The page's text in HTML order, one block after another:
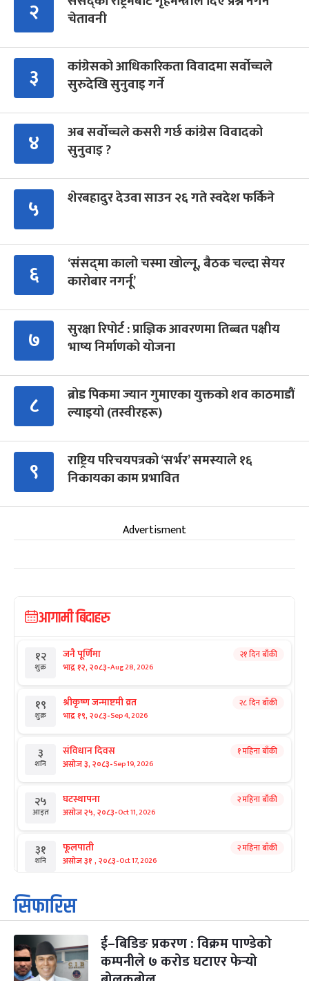
२
चेतावनी
३
कांग्रेसको आधिकारिकता विवादमा सर्वोच्चले
सुरुदेखि सुनुवाइ गर्ने
४
अब सर्वोच्चले कसरी गर्छ कांग्रेस विवादको
सुनुवाइ ?
५ शेरबहादुर देउवा साउन २६ गते स्वदेश फर्किने
६
‘संसद्‍मा कालो चस्मा खोल्नू, बैठक चल्दा सेयर
कारोबार नगर्नू’
७
सुरक्षा रिपोर्ट : प्राज्ञिक आवरणमा तिब्बत पक्षीय
भाष्य निर्माणको योजना
८
ब्रोड पिकमा ज्यान गुमाएका युक्तको शव काठमाडौं
ल्याइयो (तस्वीरहरू)
९
राष्ट्रिय परिचयपत्रको ‘सर्भर’ समस्याले १६
निकायका काम प्रभावित
Advertisment
आगामी बिदाहरु
१२
शुक्र
जनै पूर्णिमा
भाद्र १२, २०८३-Aug 28, 2026
२१ दिन बाँकी
१९
शुक्र
श्रीकृष्ण जन्माष्टमी व्रत
भाद्र १९, २०८३-Sep 4, 2026
२८ दिन बाँकी
३
शनि
संविधान दिवस
असोज ३, २०८३-Sep 19, 2026
१ महिना बाँकी
२५
आइत
घटस्थापना
असोज २५, २०८३-Oct 11, 2026
२ महिना बाँकी
३१
शनि
फूलपाती
असोज ३१ , २०८३-Oct 17, 2026
२ महिना बाँकी
१
आइत
कार्तिक सङ्क्रान्ति
कार्तिक १, २०८३
३
मंगल
महानवमी
कार्तिक ३, २०८३-Oct 20, 2026
२ महिना बाँकी
सिफारिस
ई–बिडिङ प्रकरण : विक्रम पाण्डेको
कम्पनीले ७ करोड घटाएर फेर्‍यो